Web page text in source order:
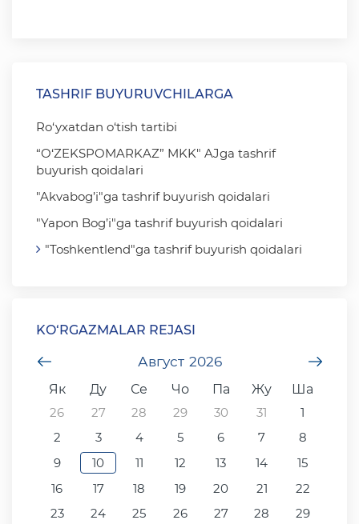
TASHRIF BUYURUVCHILARGA
Ro‘yxatdan o‘tish tartibi
“O‘ZEKSPOMARKAZ” MKK" AJga tashrif
buyurish qoidalari
"Akvabog’i"ga tashrif buyurish qoidalari
"Yapon Bog’i"ga tashrif buyurish qoidalari
"Toshkentlend"ga tashrif buyurish qoidalari
KO‘RGAZMALAR REJASI
Август 2026
Як
Ду Се Чо Па Жу
Ша
26
27 28 29 30 31
1
2
3 4 5 6 7
8
9
10 11 12 13 14
15
16
17 18 19 20 21
22
23
24 25 26 27 28
29